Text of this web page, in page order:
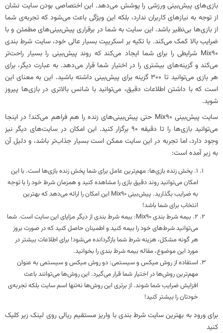
بازی‌های پیش‌بینی ورزشی را پوشش می‌دهد. این اختصاصی بودن سایت نشان
از توجه به نیازهای کاربران ندارد، بلکه این ویژگی باعث می‌شود که تجربه‌ی شما
از بازی‌ها بی‌نظیر باشد. این سایت به شما در برقراری پیش‌بینی‌های مطمئن و با
ضرایب بالا کمک می‌کند. با تکیه بر اسکریپت بسیار عالی خود، سایت شرط بندی
Mix90 شرایطی را برای شما ایجاد می‌کند که روند پیش‌بینی را بسیار راحت‌تر
می‌کند و گزینه‌های بیشتری را در اختیار شما قرار می‌دهد. به عبارت دیگر، برای
هر بازی می‌توانید تا 300 گزینه برای پیش‌بینی داشته باشید. این به معنای این
است که با داشتن اطلاعات دقیق، می‌توانید با شانس بالاتری در بازی‌ها پیروز
شوید.
سایت پیش‌بینی Mix90 حتی پیش‌بینی‌های زنده را هم فراهم می‌کند! در اینجا
می‌توانید بازی‌ها را تا دقیقه 90 برگزار کنید. این امکان در سایت‌های دیگر نیز
وجود دارد، اما تجربه در این سایت ممکن است بسیار جذاب‌تر باشد، و دلیل آن
به زیر آمده است:
1. پخش زنده بازی‌ها: مهم‌ترین عامل برای شما پخش زنده بازی‌ها است. با این
امکان می‌توانید روند دقیق بازی را مشاهده کنید و همزمان شرط خود را با توجه
به ضرایب بگذارید. پیش‌بینی Mix90 این امکان را ارائه می‌دهد که بهترین
انتخاب برای شما باشد!
2. بیمه شرط بندی Mix90: بیمه شرط بندی از دیگر مزایای این سایت است. شما
می‌توانید شرط‌های خود را بیمه کنید و اطمینان حاصل کنید که در صورت بروز
هر گونه مشکل، هزینه شرط شما بازگردانده می‌شود! برای اطلاعات بیشتر در
مورد این موضوع، مقاله بیمه شرط بندی را بخوانید.
استفاده از روش میکس و سیستمی: دو روش میکس و سیستمی به عنوان
مهم‌ترین روش‌ها در اختیار شما قرار می‌گیرد. این روش‌ها می‌توانند باعث
افزایش ضرایب شما شوند. از برتری این روش‌ها نه‌تنها اسم سایت بلکه تجربه‌ی
خودتان را بیشتر کنید!
برای ورود به بهترینسایت شرط بندیبا واریز مستقیم ریالی روی لینک زیر کلیک
کنید